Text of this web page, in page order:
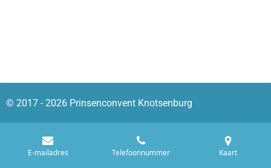
© 2017 - 2026 Prinsenconvent Knotsenburg
E-mailadres Telefoonnummer Kaart